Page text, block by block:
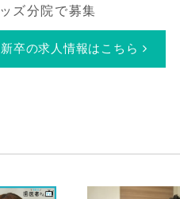
ズ分院で募集
新卒の求人情報はこちら